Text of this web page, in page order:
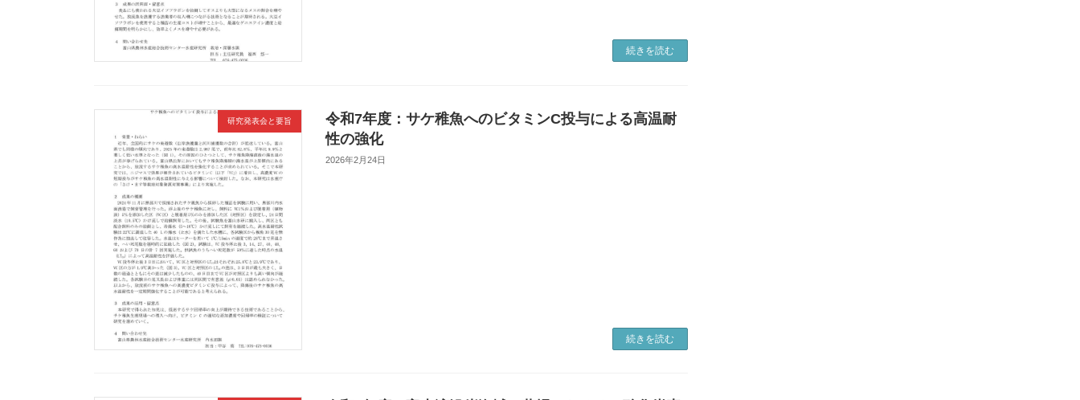
続きを読む
研究発表会と要旨
令和7年度：サケ稚魚へのビタミンC投与による高温耐
性の強化
2026年2月24日
続きを読む